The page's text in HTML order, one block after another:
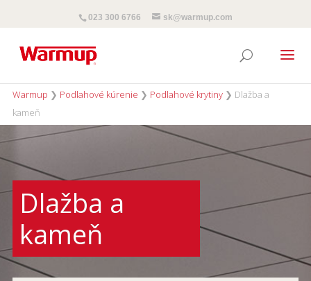
023 300 6766 sk@warmup.com
Warmup ❯ Podlahové kúrenie ❯ Podlahové krytiny❯ Dlažba a
kameň
Dlažba a
kameň